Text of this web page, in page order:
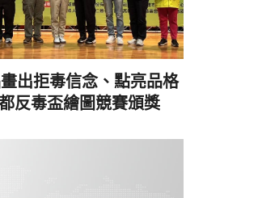
出拒毒信念、點亮品格
反毒盃繪圖競賽頒獎